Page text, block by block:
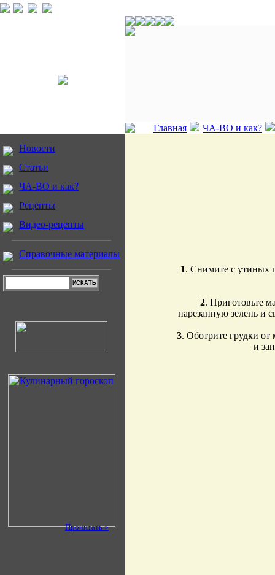
Главная
ЧА-ВО и как?
Новости
Статьи
ЧА-ВО и как?
Рецепты
Видео-рецепты
Справочные материалы
Прочитать »
1. Снимите с утиных
2. Приготовьте
нарезанную зелень и
3. Оботрите грудки
и